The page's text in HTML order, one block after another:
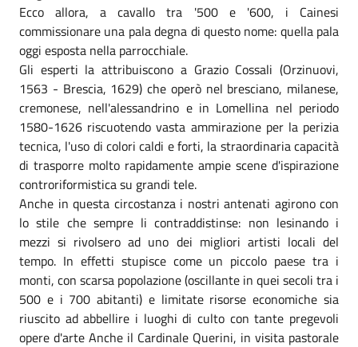
Ecco allora, a cavallo tra '500 e '600, i Cainesi
commissionare una pala degna di questo nome: quella pala
oggi esposta nella parrocchiale.
Gli esperti la attribuiscono a Grazio Cossali (Orzinuovi,
1563 - Brescia, 1629) che operò nel bresciano, milanese,
cremonese, nell'alessandrino e in Lomellina nel periodo
1580-1626 riscuotendo vasta ammirazione per la perizia
tecnica, l'uso di colori caldi e forti, la straordinaria capacità
di trasporre molto rapidamente ampie scene d'ispirazione
controriformistica su grandi tele.
Anche in questa circostanza i nostri antenati agirono con
lo stile che sempre li contraddistinse: non lesinando i
mezzi si rivolsero ad uno dei migliori artisti locali del
tempo. In effetti stupisce come un piccolo paese tra i
monti, con scarsa popolazione (oscillante in quei secoli tra i
500 e i 700 abitanti) e limitate risorse economiche sia
riuscito ad abbellire i luoghi di culto con tante pregevoli
opere d'arte Anche il Cardinale Querini, in visita pastorale